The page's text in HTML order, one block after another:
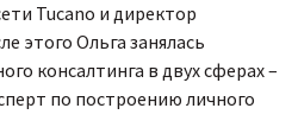
Tucano и директор
этого Ольга занялась
консалтинга в двух сферах –
по построению личного